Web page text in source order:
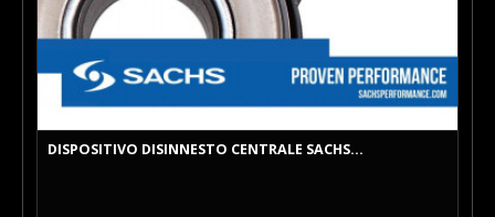
DISPOSITIVO DISINNESTO CENTRALE SACHS...